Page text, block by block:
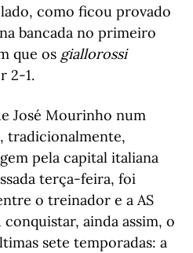
como ficou provado
bancada no primeiro
que os giallorossi
2-1.
José Mourinho num
tradicionalmente,
pela capital italiana
terça-feira, foi
o treinador e a AS
ainda assim, o
sete temporadas: a